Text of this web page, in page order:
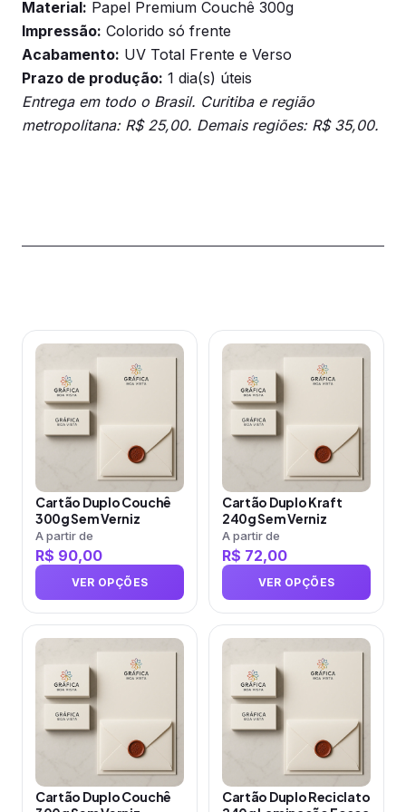
Material: Papel Premium Couchê 300g
Impressão: Colorido só frente
Acabamento: UV Total Frente e Verso
Prazo de produção: 1 dia(s) úteis
Entrega em todo o Brasil. Curitiba e região
metropolitana: R$ 25,00. Demais regiões: R$ 35,00.
Cartão Duplo Couchê
300g Sem Verniz
A partir de
R$ 90,00
VER OPÇÕES
Este
produto
tem
várias
variantes.
opções
podem
ser
escolhidas
página
do
produto
Cartão Duplo Kraft
240g Sem Verniz
A partir de
R$ 72,00
VER OPÇÕES
Este
produto
tem
várias
variantes.
opções
podem
ser
escolhidas
página
do
produto
Cartão Duplo Couchê
Este
produto
tem
várias
variantes.
opções
podem
Cartão Duplo Reciclato
Este
produto
tem
várias
variantes.
opções
podem